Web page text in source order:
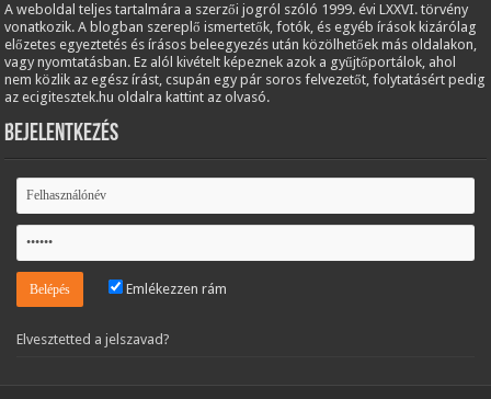
A weboldal teljes tartalmára a szerzői jogról szóló 1999. évi LXXVI. törvény
vonatkozik. A blogban szereplő ismertetők, fotók, és egyéb írások kizárólag
előzetes egyeztetés és írásos beleegyezés után közölhetőek más oldalakon,
vagy nyomtatásban. Ez alól kivételt képeznek azok a gyűjtőportálok, ahol
nem közlik az egész írást, csupán egy pár soros felvezetőt, folytatásért pedig
az ecigitesztek.hu oldalra kattint az olvasó.
Bejelentkezés
Emlékezzen rám
Elvesztetted a jelszavad?